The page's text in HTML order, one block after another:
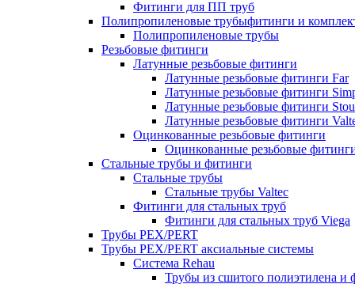
Фитинги для ПП труб
Полипропиленовые трубыфитинги и
Полипропиленовые трубы
Резьбовые фитинги
Латунные резьбовые фитинги
Латунные резьбовые фитинги Far
Латунные резьбовые фитинги
Латунные резьбовые фитинги
Латунные резьбовые фитинги
Оцинкованные резьбовые фитинги
Оцинкованные резьбовые
Стальные трубы и фитинги
Стальные трубы
Стальные трубы Valtec
Фитинги для стальных труб
Фитинги для стальных труб Viega
Трубы PEX/PERT
Трубы PEX/PERT аксиальные системы
Система Rehau
Трубы из сшитого полиэтилена и